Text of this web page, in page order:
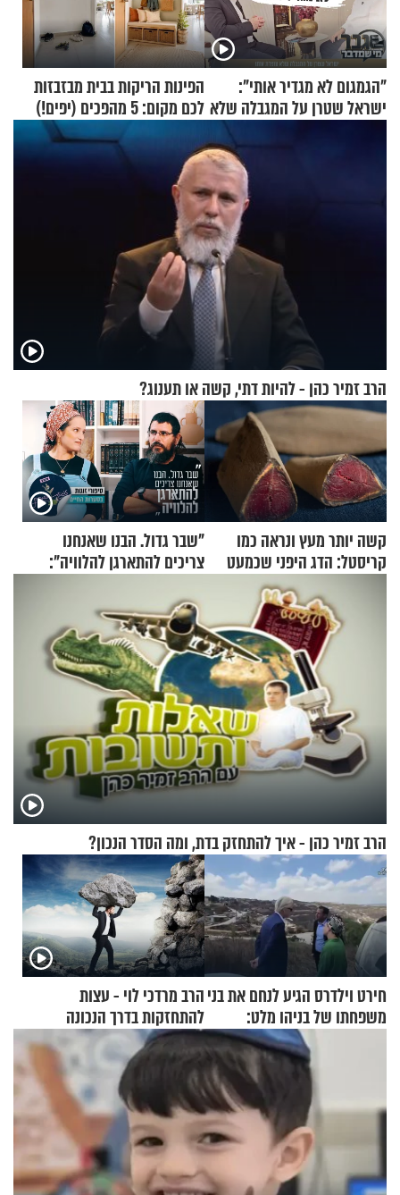
"הגמגום לא מגדיר אותי":
ישראל שטרן על המגבלה שלא
הפינות הריקות בבית מבזבזות
לכם מקום: 5 מהפכים (יפים!)
שאפשר לעשות כבר היום
הרב זמיר כהן - להיות דתי, קשה או תענוג?
קשה יותר מעץ ונראה כמו
קריסטל: הדג היפני שכמעט
בלתי אפשרי לחתוך
"שבר גדול. הבנו שאנחנו
צריכים להתארגן להלוויה":
וגד דנינו
הרב זמיר כהן - איך להתחזק בדת, ומה הסדר הנכון?
חירט וילדרס הגיע לנחם את בני
משפחתו של בניהו מלט:
"מיליונים באירופה תומכים
הרב מרדכי לוי - עצות
להתחזקות בדרך הנכונה